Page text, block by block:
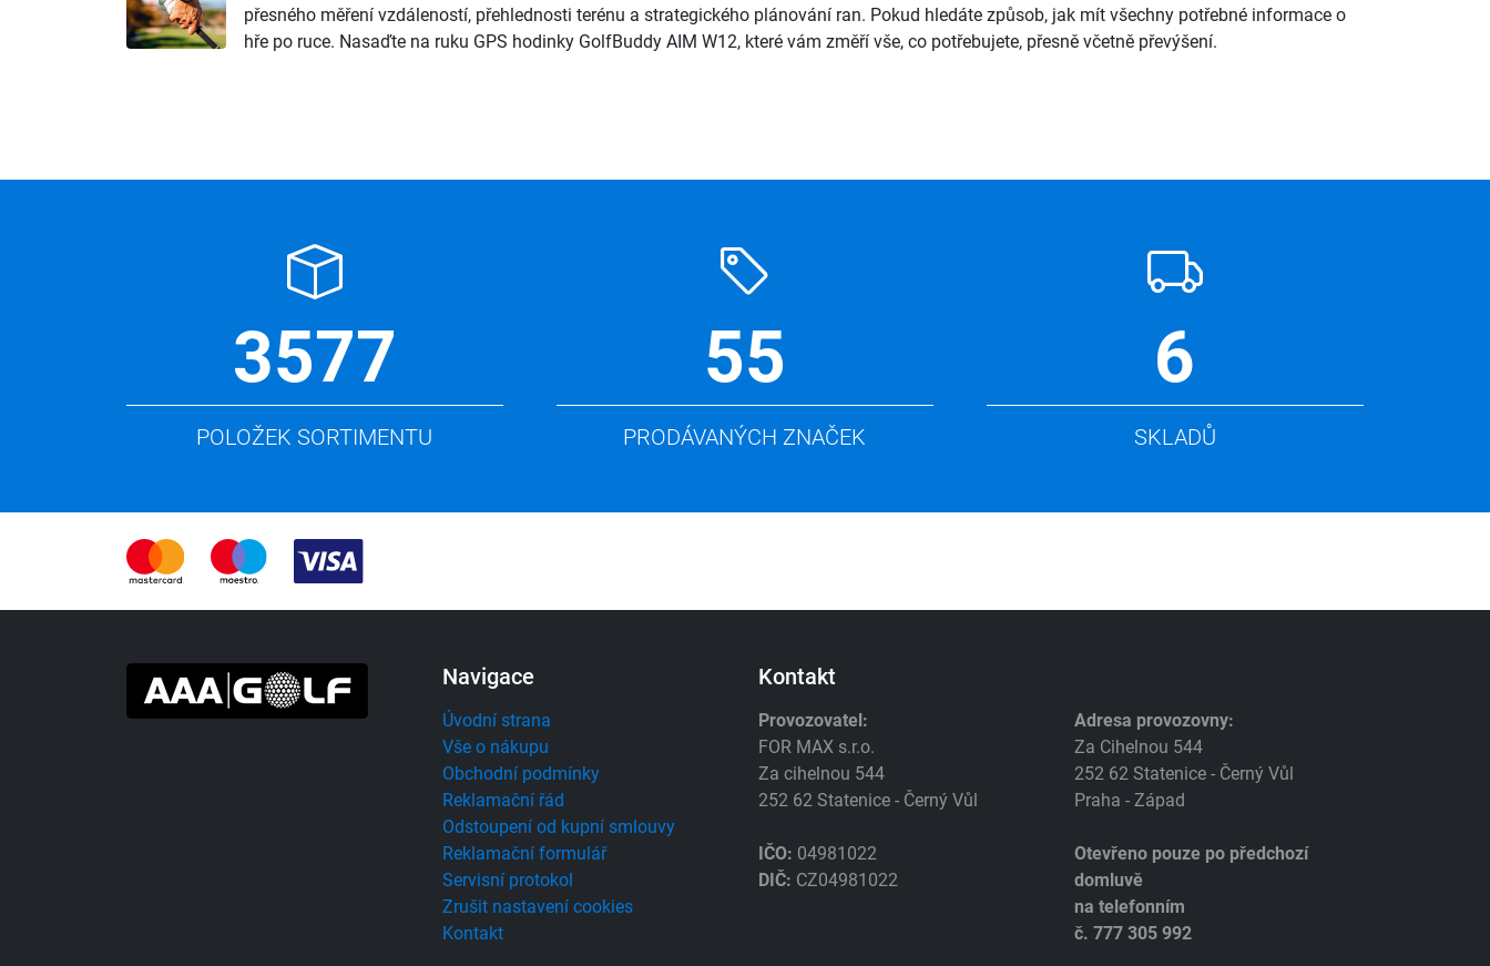
přesného měření vzdáleností, přehlednosti terénu a strategického plánování ran. Pokud hledáte způsob, jak mít všechny potřebné informace o
hře po ruce. Nasaďte na ruku GPS hodinky GolfBuddy AIM W12, které vám změří vše, co potřebujete, přesně včetně převýšení.
3577
POLOŽEK SORTIMENTU
55
PRODÁVANÝCH ZNAČEK
6
SKLADŮ
Navigace
Úvodní strana
Vše o nákupu
Obchodní podmínky
Reklamační řád
Odstoupení od kupní smlouvy
Reklamační formulář
Servisní protokol
Zrušit nastavení cookies
Kontakt
Kontakt
Provozovatel:
FOR MAX s.r.o.
Za cihelnou 544
252 62 Statenice - Černý Vůl
IČO: 04981022
DIČ: CZ04981022
Adresa provozovny:
Za Cihelnou 544
252 62 Statenice - Černý Vůl
Praha - Západ
Otevřeno pouze po předchozí
domluvě
na telefonním
č. 777 305 992